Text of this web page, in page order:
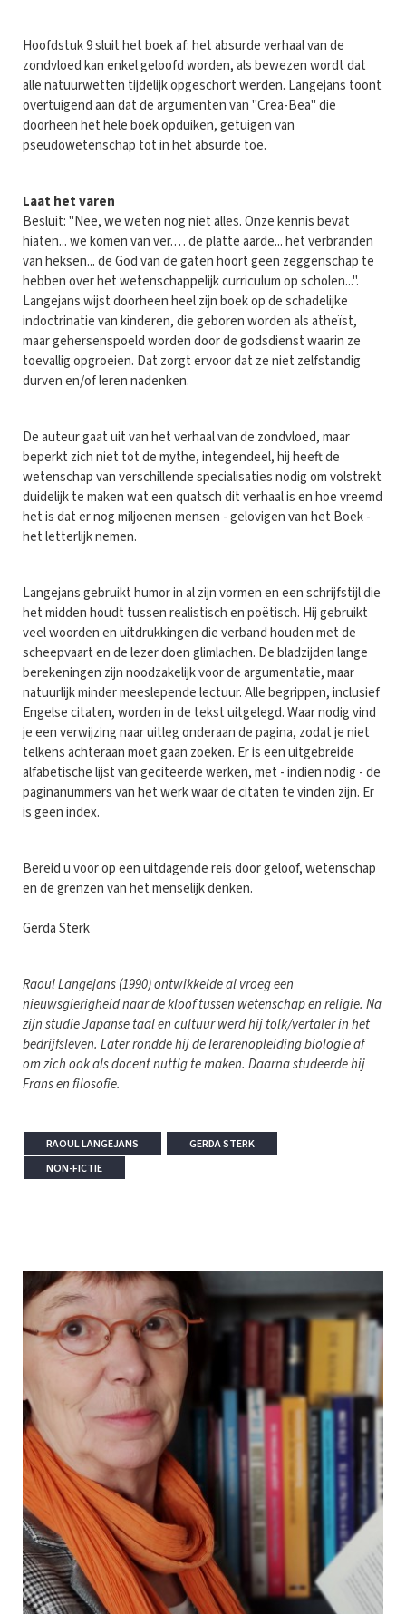
Hoofdstuk 9 sluit het boek af: het absurde verhaal van de
zondvloed kan enkel geloofd worden, als bewezen wordt dat
alle natuurwetten tijdelijk opgeschort werden. Langejans toont
overtuigend aan dat de argumenten van "Crea-Bea" die
doorheen het hele boek opduiken, getuigen van
pseudowetenschap tot in het absurde toe.
Laat het varen
Besluit: "Nee, we weten nog niet alles. Onze kennis bevat
hiaten... we komen van ver.… de platte aarde... het verbranden
van heksen... de God van de gaten hoort geen zeggenschap te
hebben over het wetenschappelijk curriculum op scholen...".
Langejans wijst doorheen heel zijn boek op de schadelijke
indoctrinatie van kinderen, die geboren worden als atheïst,
maar gehersenspoeld worden door de godsdienst waarin ze
toevallig opgroeien. Dat zorgt ervoor dat ze niet zelfstandig
durven en/of leren nadenken.
De auteur gaat uit van het verhaal van de zondvloed, maar
beperkt zich niet tot de mythe, integendeel, hij heeft de
wetenschap van verschillende specialisaties nodig om volstrekt
duidelijk te maken wat een quatsch dit verhaal is en hoe vreemd
het is dat er nog miljoenen mensen - gelovigen van het Boek -
het letterlijk nemen.
Langejans gebruikt humor in al zijn vormen en een schrijfstijl die
het midden houdt tussen realistisch en poëtisch. Hij gebruikt
veel woorden en uitdrukkingen die verband houden met de
scheepvaart en de lezer doen glimlachen. De bladzijden lange
berekeningen zijn noodzakelijk voor de argumentatie, maar
natuurlijk minder meeslepende lectuur. Alle begrippen, inclusief
Engelse citaten, worden in de tekst uitgelegd. Waar nodig vind
je een verwijzing naar uitleg onderaan de pagina, zodat je niet
telkens achteraan moet gaan zoeken. Er is een uitgebreide
alfabetische lijst van geciteerde werken, met - indien nodig - de
paginanummers van het werk waar de citaten te vinden zijn. Er
is geen index.
Bereid u voor op een uitdagende reis door geloof, wetenschap
en de grenzen van het menselijk denken.
Gerda Sterk
Raoul Langejans (1990) ontwikkelde al vroeg een
nieuwsgierigheid naar de kloof tussen wetenschap en religie. Na
zijn studie Japanse taal en cultuur werd hij tolk/vertaler in het
bedrijfsleven. Later rondde hij de lerarenopleiding biologie af
om zich ook als docent nuttig te maken. Daarna studeerde hij
Frans en filosofie.
RAOUL LANGEJANS
GERDA STERK
NON-FICTIE